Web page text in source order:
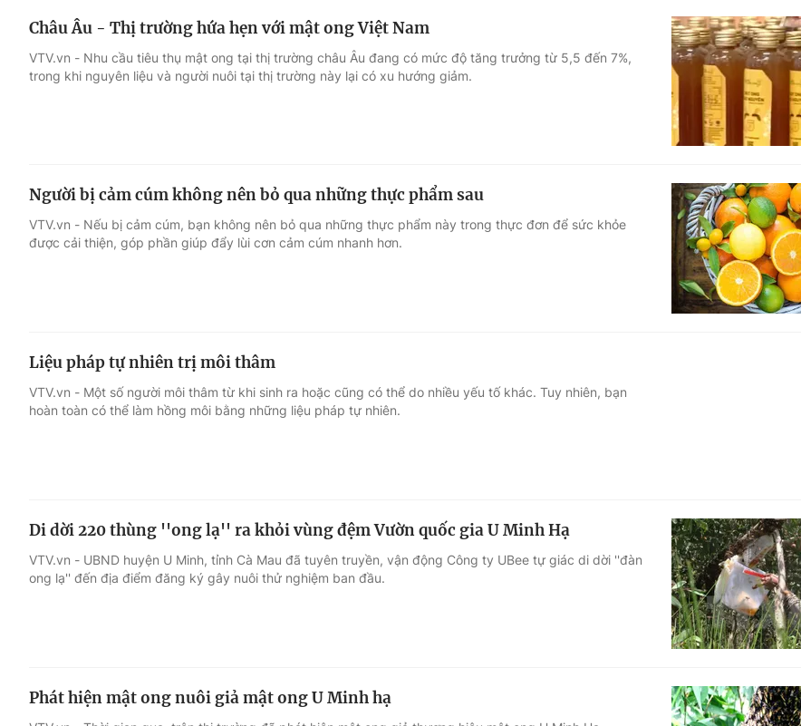
Châu Âu - Thị trường hứa hẹn với mật ong Việt Nam
VTV.vn - Nhu cầu tiêu thụ mật ong tại thị trường châu Âu đang có mức độ tăng trưởng từ 5,5 đến 7%,
trong khi nguyên liệu và người nuôi tại thị trường này lại có xu hướng giảm.
Người bị cảm cúm không nên bỏ qua những thực phẩm sau
VTV.vn - Nếu bị cảm cúm, bạn không nên bỏ qua những thực phẩm này trong thực đơn để sức khỏe
được cải thiện, góp phần giúp đẩy lùi cơn cảm cúm nhanh hơn.
Liệu pháp tự nhiên trị môi thâm
VTV.vn - Một số người môi thâm từ khi sinh ra hoặc cũng có thể do nhiều yếu tố khác. Tuy nhiên, bạn
hoàn toàn có thể làm hồng môi bằng những liệu pháp tự nhiên.
Di dời 220 thùng ''ong lạ'' ra khỏi vùng đệm Vườn quốc gia U Minh Hạ
VTV.vn - UBND huyện U Minh, tỉnh Cà Mau đã tuyên truyền, vận động Công ty UBee tự giác di dời ''đàn
ong lạ'' đến địa điểm đăng ký gây nuôi thử nghiệm ban đầu.
Phát hiện mật ong nuôi giả mật ong U Minh hạ